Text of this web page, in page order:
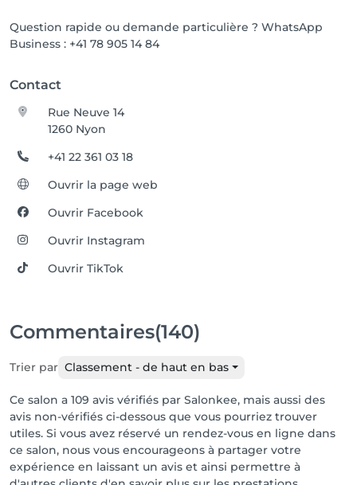
Question rapide ou demande particulière ? WhatsApp
Business : +41 78 905 14 84
Contact
Rue Neuve 14
1260 Nyon
+41 22 361 03 18
Ouvrir la page web
Ouvrir Facebook
Ouvrir Instagram
Ouvrir TikTok
Commentaires(140)
Trier par Classement - de haut en bas
Ce salon a 109 avis vérifiés par Salonkee, mais aussi des
avis non-vérifiés ci-dessous que vous pourriez trouver
utiles. Si vous avez réservé un rendez-vous en ligne dans
ce salon, nous vous encourageons à partager votre
expérience en laissant un avis et ainsi permettre à